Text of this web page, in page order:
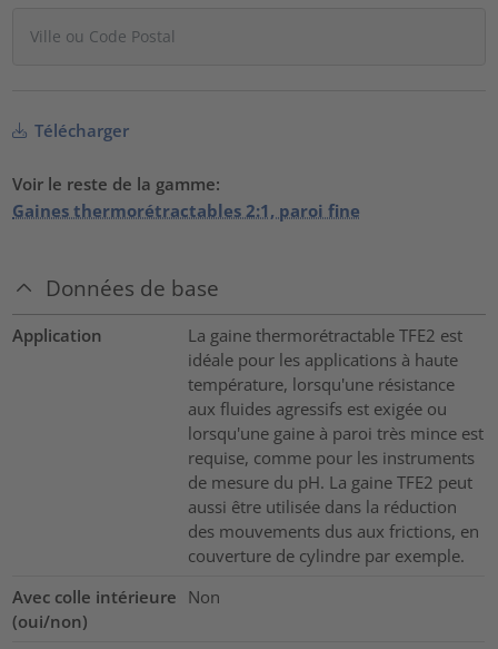
Télécharger
Voir le reste de la gamme:
Gaines thermorétractables 2:1, paroi fine
Données de base
Application
La gaine thermorétractable TFE2 est
idéale pour les applications à haute
température, lorsqu'une résistance
aux fluides agressifs est exigée ou
lorsqu'une gaine à paroi très mince est
requise, comme pour les instruments
de mesure du pH. La gaine TFE2 peut
aussi être utilisée dans la réduction
des mouvements dus aux frictions, en
couverture de cylindre par exemple.
Avec colle intérieure
(oui/non)
Non